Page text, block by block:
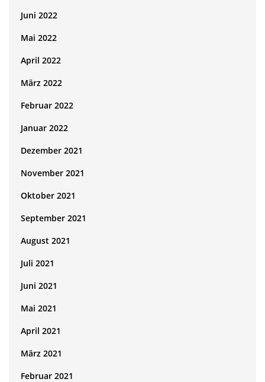
Juni 2022
Mai 2022
April 2022
März 2022
Februar 2022
Januar 2022
Dezember 2021
November 2021
Oktober 2021
September 2021
August 2021
Juli 2021
Juni 2021
Mai 2021
April 2021
März 2021
Februar 2021